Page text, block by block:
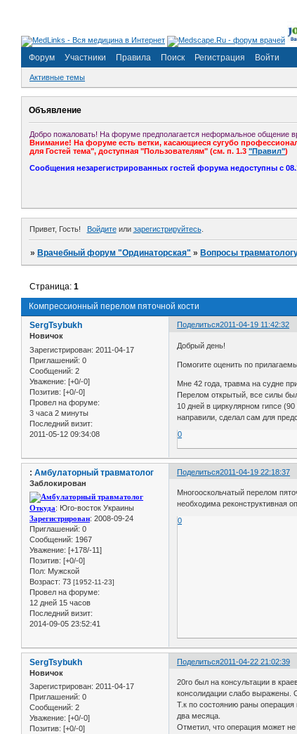
Форум Участники Правила Поиск Регистрация Войти
Активные темы
Объявление
Добро пожаловать! На форуме предполагается неформальное общение
Внимание! На форуме есть ветки, касающиеся сугубо
для Гостей тема", доступная "Пользователям" (см. п. 1.3 "Правил")
Сообщения незарегистрированных гостей форума недоступны с
Привет, Гость! Войдитеили зарегистрируйтесь.
» Врачебный форум "Ординаторская" » Вопросы
Компрессионный перелом пяточной кости
Страница:1
Поделиться2011-04-19 11:42:32
SergTsybukh
Новичок
Зарегистрирован: 2011-04-17
Приглашений: 0
Сообщений: 2
Уважение: [+0/-0]
Позитив: [+0/-0]
Провел на форуме:
3 часа 2 минуты
Последний визит:
2011-05-12 09:34:08
Добрый день!
Помогите оценить по
Мне 42 года, травма на судне
Перелом открытый, все силы
10 дней в циркулярном гипсе
направили, сделал сам для
0
Поделиться2011-04-19 22:18:37
: Амбулаторный травматолог
Заблокирован
Откуда: Юго-восток Украины
Зарегистрирован: 2008-09-24
Приглашений: 0
Сообщений: 1967
Уважение: [+178/-11]
Позитив: [+0/-0]
Пол: Мужской
Возраст: 73 [1952-11-23]
Провел на форуме:
12 дней 15 часов
Последний визит:
2014-09-05 23:52:41
Многооскольчатый перелом
необходима реконструктивная
0
Поделиться2011-04-22 21:02:39
SergTsybukh
Новичок
Зарегистрирован: 2011-04-17
Приглашений: 0
Сообщений: 2
Уважение: [+0/-0]
Позитив: [+0/-0]
20го был на консультации в
консолидации слабо выражены.
Т.к по состоянию раны
два месяца.
Отметил, что операция может не